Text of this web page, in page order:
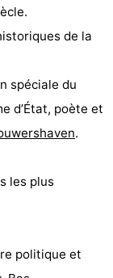
de la
spéciale du
d’État, poète et
.
les plus
politique et